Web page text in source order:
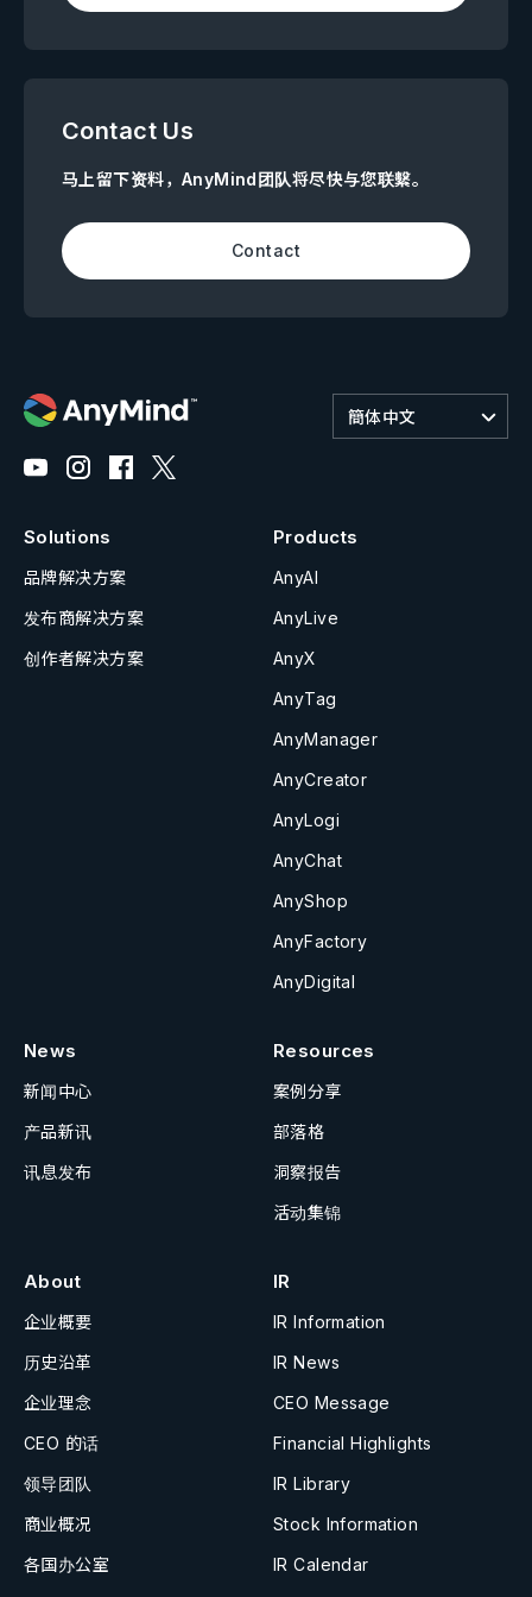
Contact Us
马上留下资料，AnyMind团队将尽快与您联繫。
Contact
簡体中文
Solutions
品牌解决方案
发布商解决方案
创作者解决方案
Products
AnyAI
AnyLive
AnyX
AnyTag
AnyManager
AnyCreator
AnyLogi
AnyChat
AnyShop
AnyFactory
AnyDigital
News
新闻中心
产品新讯
讯息发布
Resources
案例分享
部落格
洞察报告
活动集锦
About
企业概要
历史沿革
企业理念
CEO 的话
领导团队
商业概况
各国办公室
IR
IR Information
IR News
CEO Message
Financial Highlights
IR Library
Stock Information
IR Calendar